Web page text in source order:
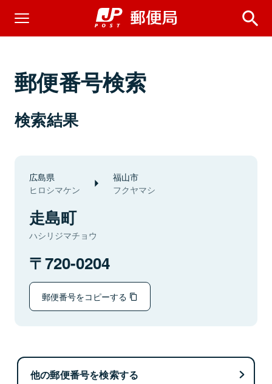
郵便番号検索
検索結果
広島県
ヒロシマケン
福山市
フクヤマシ
走島町
ハシリジマチョウ
720-0204
郵便番号をコピーする
他の郵便番号を検索する